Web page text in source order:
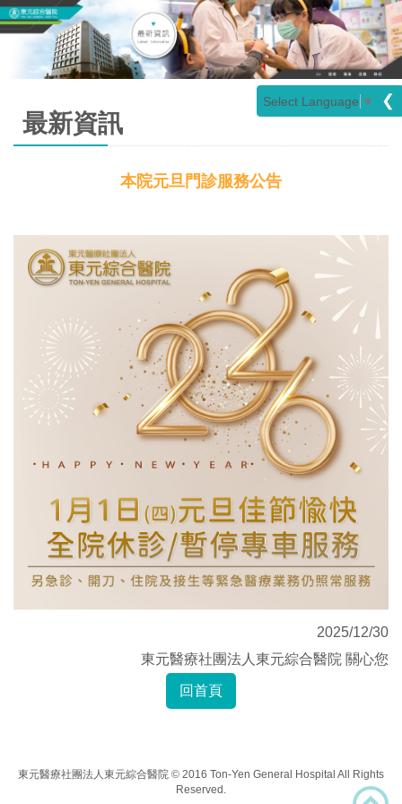
Select Language ▼ ❮
最新資訊
本院元旦門診服務公告
2025/12/30
東元醫療社團法人東元綜合醫院 關心您
回首頁
東元醫療社團法人東元綜合醫院 © 2016 Ton-Yen General Hospital All Rights
Reserved.